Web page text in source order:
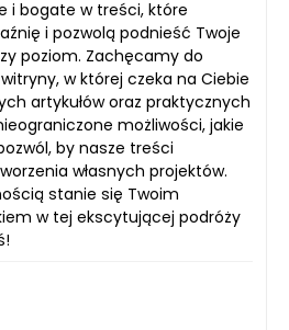
i bogate w treści, które
i pozwolą podnieść Twoje
poziom. Zachęcamy do
w której czeka na Ciebie
artykułów oraz praktycznych
możliwości, jakie
by nasze treści
własnych projektów.
stanie się Twoim
w tej ekscytującej podróży